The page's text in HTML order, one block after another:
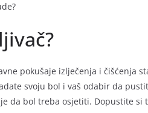
pokušaje izlječenja i čišćenja
svoju bol i vaš odabir da
da bol treba osjetiti. Dopustite si